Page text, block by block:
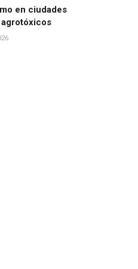
en ciudades